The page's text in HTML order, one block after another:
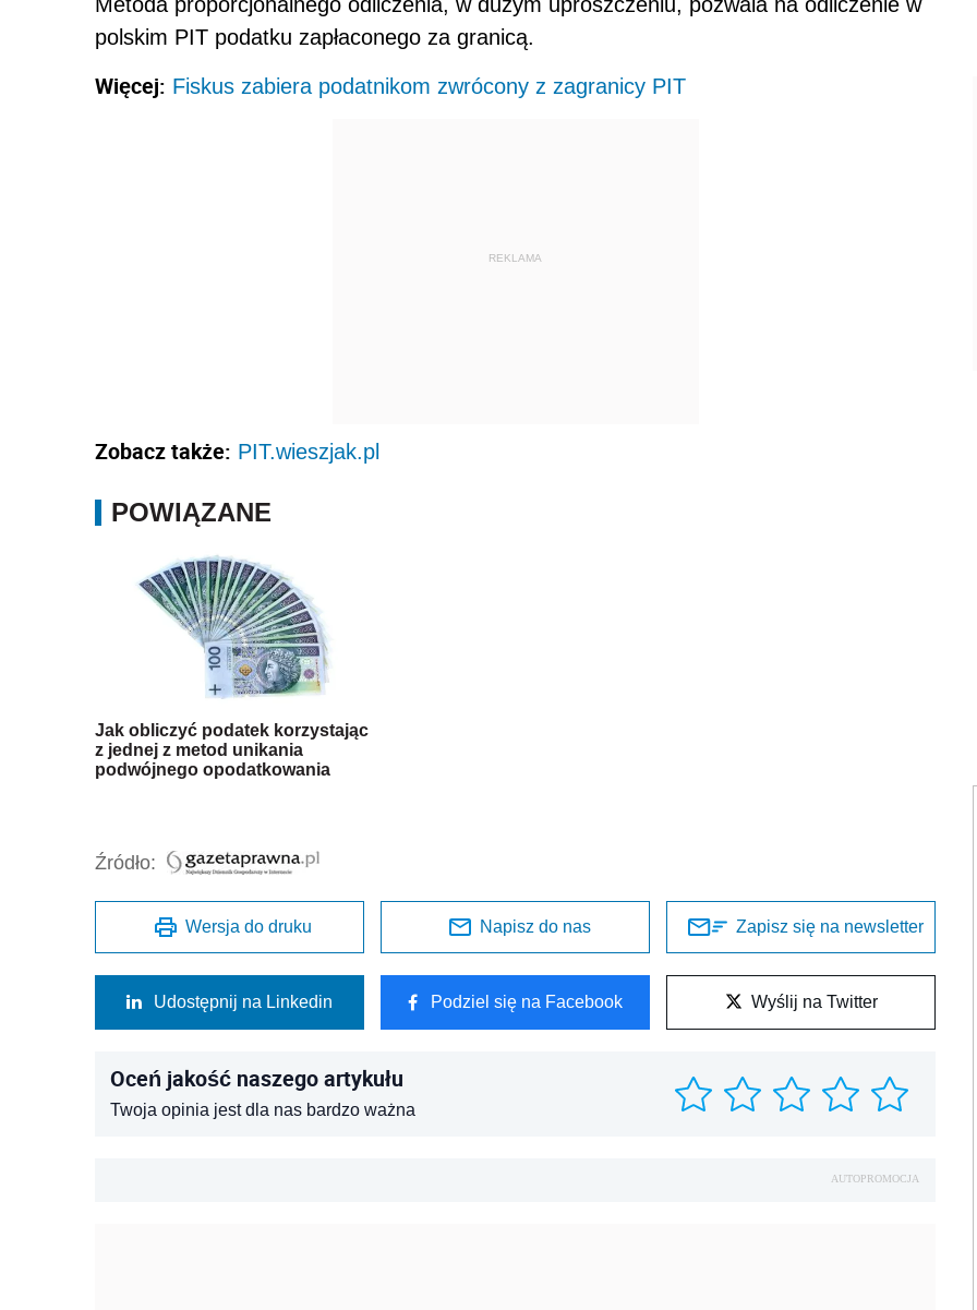
polskim PIT podatku zapłaconego za granicą.
Więcej: Fiskus zabiera podatnikom zwrócony z zagranicy PIT
REKLAMA
Zobacz także: PIT.wieszjak.pl
POWIĄZANE
Jak obliczyć podatek korzystając
z jednej z metod unikania
podwójnego opodatkowania
Źródło:
Wersja do druku Napisz do nas Zapisz się na newsletter
Udostępnij na Linkedin Podziel się na Facebook Wyślij na Twitter
Oceń jakość naszego artykułu
Twoja opinia jest dla nas bardzo ważna
AUTOPROMOCJA